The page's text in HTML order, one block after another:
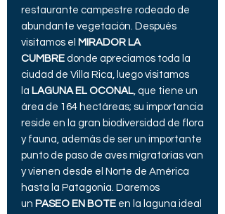
restaurante campestre rodeado de
abundante vegetación. Después
visitamos el MIRADOR LA
CUMBRE donde apreciamos toda la
ciudad de Villa Rica, luego visitamos
la LAGUNA EL OCONAL, que tiene un
área de 164 hectáreas; su importancia
reside en la gran biodiversidad de flora
y fauna, además de ser un importante
punto de paso de aves migratorias van
y vienen desde el Norte de América
hasta la Patagonia. Daremos
un PASEO EN BOTE en la laguna ideal